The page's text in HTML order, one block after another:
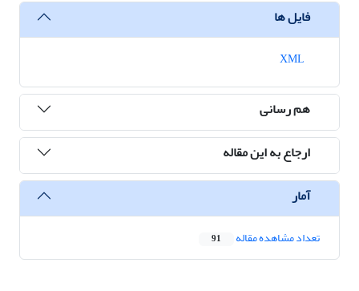
فایل ها
هم رسانی
ارجاع به این مقاله
آمار
تعداد مشاهده مقاله 91